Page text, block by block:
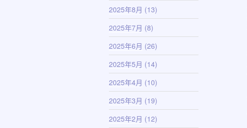
2025年8月 (13)
2025年7月 (8)
2025年6月 (26)
2025年5月 (14)
2025年4月 (10)
2025年3月 (19)
2025年2月 (12)